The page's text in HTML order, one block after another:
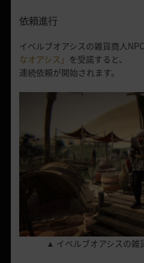
依頼進行
イベルブオアシスの雑貨商人NPC
なオアシス」 を受諾すると、
連続依頼が開始されます。
▲ イベルブオアシスの雑